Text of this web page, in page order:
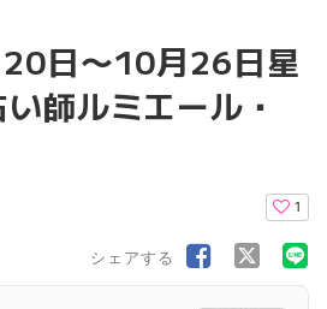
日〜10月26日星
師ルミエール・
1
シェアする